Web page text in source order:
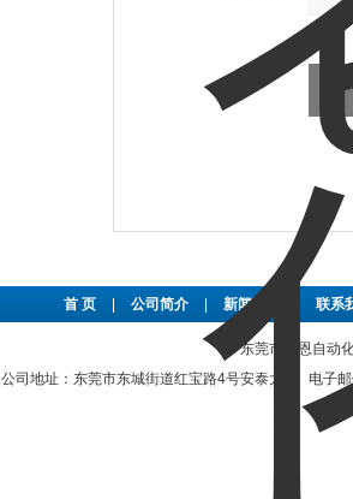
首 页 公司简介 新闻资讯 联系
东莞市豪恩自动
公司地址：东莞市东城街道红宝路4号安泰大厦 电子